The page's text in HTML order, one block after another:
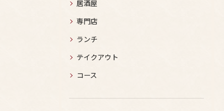
居酒屋
専門店
ランチ
テイクアウト
コース